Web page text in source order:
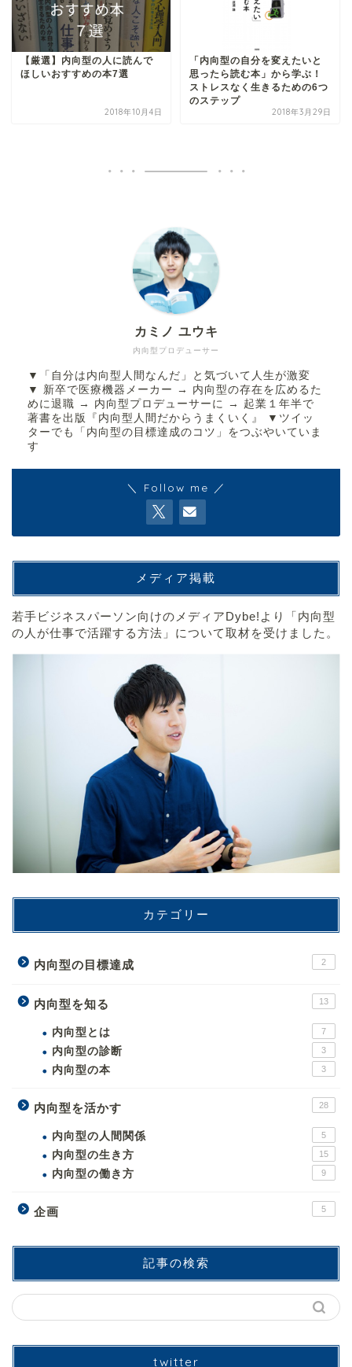
【厳選】内向型の人に読んで
ほしいおすすめの本7選
2018年10月4日
「内向型の自分を変えたいと
思ったら読む本」から学ぶ！
ストレスなく生きるための6つ
のステップ
2018年3月29日
内向型プロデューサー
カミノ ユウキ
▼「自分は内向型人間なんだ」と気づいて人生が激変
▼ 新卒で医療機器メーカー → 内向型の存在を広めるた
めに退職 → 内向型プロデューサーに → 起業１年半で
著書を出版『内向型人間だからうまくいく』 ▼ツイッ
ターでも「内向型の目標達成のコツ」をつぶやいていま
す
＼ Follow me ／
メディア掲載
若手ビジネスパーソン向けのメディアDybe!より「内向型
の人が仕事で活躍する方法」について取材を受けました。
カテゴリー
内向型の目標達成 2
内向型を知る 13
内向型とは 7
内向型の診断 3
内向型の本 3
内向型を活かす 28
内向型の人間関係 5
内向型の生き方 15
内向型の働き方 9
企画 5
記事の検索
twitter